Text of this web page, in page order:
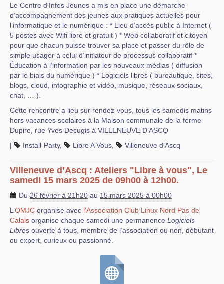
Le Centre d’Infos Jeunes a mis en place une démarche
d’accompagnement des jeunes aux pratiques actuelles pour
l’informatique et le numérique : * Lieu d’accès public à Internet (
5 postes avec Wifi libre et gratuit ) * Web collaboratif et citoyen
pour que chacun puisse trouver sa place et passer du rôle de
simple usager à celui d’initiateur de processus collaboratif *
Éducation à l’information par les nouveaux médias ( diffusion
par le biais du numérique ) * Logiciels libres ( bureautique, sites,
blogs, cloud, infographie et vidéo, musique, réseaux sociaux,
chat, … ).
Cette rencontre a lieu sur rendez-vous, tous les samedis matins
hors vacances scolaires à la Maison communale de la ferme
Dupire, rue Yves Decugis à VILLENEUVE D’ASCQ
|
Install-Party, Libre A Vous Villeneuve d’Ascq
Villeneuve d’Ascq : Ateliers "Libre à vous", Le
samedi 15 mars 2025 de 09h00 à 12h00.
Du 26 février à 21h20 au 15 mars 2025 à 00h00
L’OMJC organise avec l’Association Club Linux Nord Pas de
Calais organise chaque samedi une permanence Logiciels
Libres ouverte à tous, membre de l’association ou non, débutant
ou expert, curieux ou passionné.